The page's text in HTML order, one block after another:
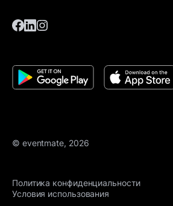
© eventmate, 2026
Политика конфиденциальности
Условия использования